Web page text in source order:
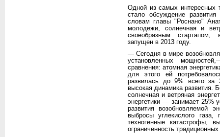
Одной из самых интересных
стало обсуждение
словам главы "Роснано"
молодежи, солнечная и
своеобразным стартапом,
запущен в 2013 году.
— Сегодня в мире
установленных
сравнения: атомная
для этого ей
развилась до 9% всего за
высокая динамика развития.
солнечная и ветряная
энергетики — занимает 25%
развития возобновляемой
выбросы углекислого газа,
техногенные катастрофы,
ограниченность